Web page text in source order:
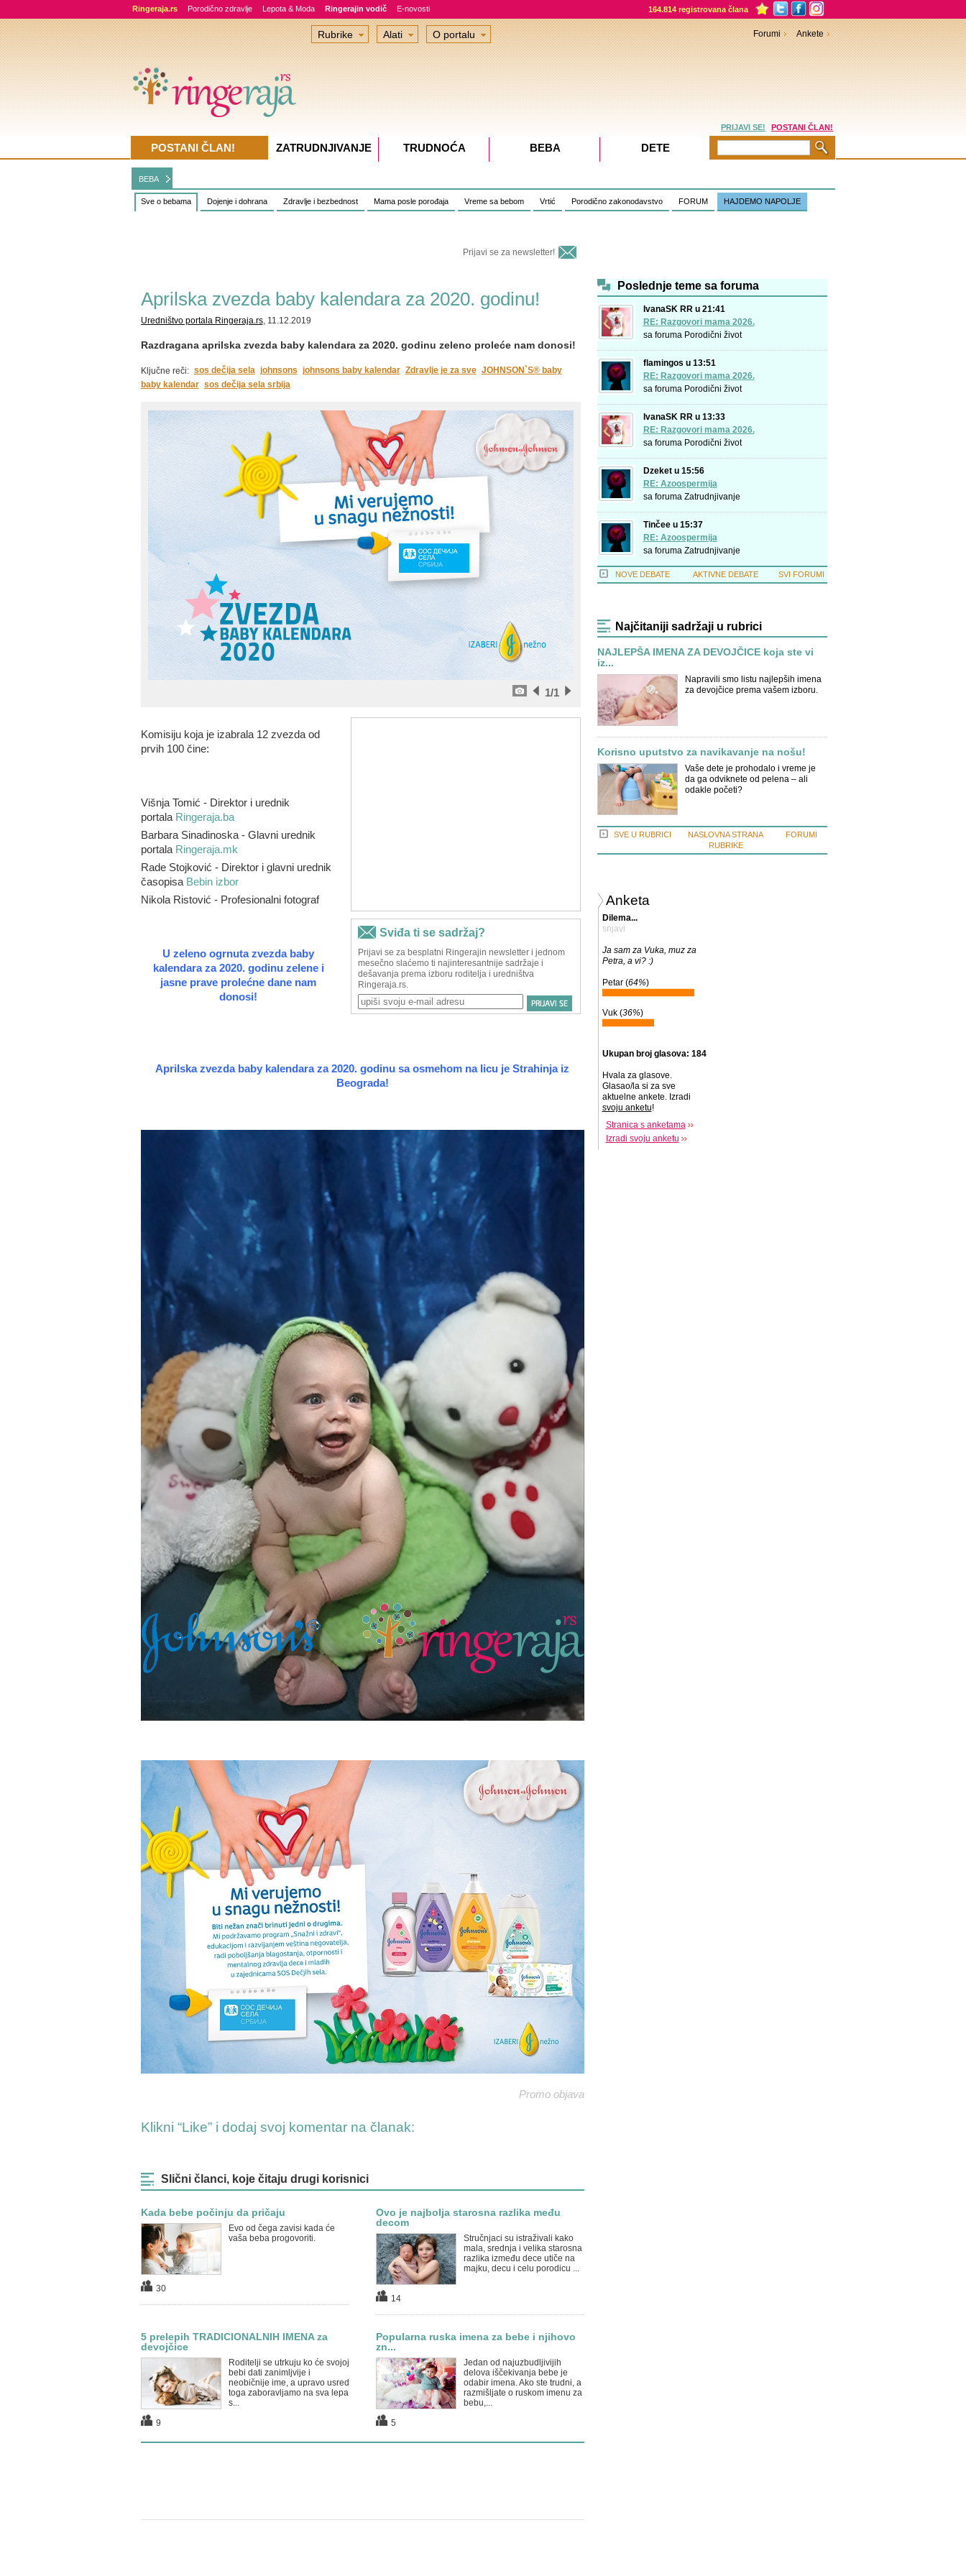
Ringeraja.rs Porodično zdravlje Lepota & Moda Ringerajin vodič E-novosti 164.814 registrovana člana
BEBA
Sve o bebama Dojenje i dohrana Zdravlje i bezbednost Mama posle porođaja Vreme sa bebom Vrtić Porodično zakonodavstvo FORUM HAJDEMO NAPOLJE
Prijavi se za newsletter!
Aprilska zvezda baby kalendara za 2020. godinu!
Uredništvo portala Ringeraja.rs, 11.12.2019
Razdragana aprilska zvezda baby kalendara za 2020. godinu zeleno proleće nam donosi!
Ključne reči: sos dečija sela johnsons johnsons baby kalendar Zdravlje je za sve JOHNSON`S® baby
baby kalendar sos dečija sela srbija
/1
1
Komisiju koja je izabrala 12 zvezda od
prvih 100 čine:
Višnja Tomić - Direktor i urednik
portala Ringeraja.ba
Barbara Sinadinoska - Glavni urednik
portala Ringeraja.mk
Rade Stojković - Direktor i glavni urednik
časopisa Bebin izbor
Nikola Ristović - Profesionalni fotograf
U zeleno ogrnuta zvezda baby
kalendara za 2020. godinu zelene i
jasne prave prolećne dane nam
donosi!
Aprilska zvezda baby kalendara za 2020. godinu sa osmehom na licu je Strahinjaiz
Beograda!
Promo objava
Klikni “Like” i dodaj svoj komentar na članak:
Slični članci, koje čitaju drugi korisnici
Kada bebe počinju da pričaju
Evo od čega zavisi kada će
vaša beba progovoriti.
30
Ovo je najbolja starosna razlika među
decom
Stručnjaci su istraživali kako
mala, srednja i velika starosna
razlika između dece utiče na
majku, decu i celu porodicu ...
14
5 prelepih TRADICIONALNIH IMENA za
devojčice
Roditelji se utrkuju ko će svojoj
bebi dati zanimljvije i
neobičnije ime, a upravo usred
toga zaboravljamo na sva lepa
s...
9
Popularna ruska imena za bebe i njihovo
zn...
Jedan od najuzbudljivijih
delova iščekivanja bebe je
odabir imena. Ako ste trudni, a
razmišljate o ruskom imenu za
bebu,...
5
Poslednje teme sa foruma
IvanaSK RR u 21:41
RE: Razgovori mama 2026.
sa foruma Porodični život
flamingos u 13:51
RE: Razgovori mama 2026.
sa foruma Porodični život
IvanaSK RR u 13:33
RE: Razgovori mama 2026.
sa foruma Porodični život
Dzeket u 15:56
RE: Azoospermija
sa foruma Zatrudnjivanje
Tinčee u 15:37
RE: Azoospermija
sa foruma Zatrudnjivanje
NOVE DEBATE AKTIVNE DEBATE SVI FORUMI
Najčitaniji sadržaji u rubrici
NAJLEPŠA IMENA ZA DEVOJČICE koja ste vi
iz...
Napravili smo listu najlepših imena
za devojčice prema vašem izboru.
Korisno uputstvo za navikavanje na nošu!
Vaše dete je prohodalo i vreme je
da ga odviknete od pelena – ali
odakle početi?
SVE U RUBRICI
NASLOVNA STRANA
RUBRIKE
FORUMI
Anketa
Dilema...
snjavi
Ja sam za Vuka, muz za
Petra, a vi? :)
Petar (64%)
Vuk (36%)
Ukupan broj glasova: 184
Hvala za glasove.
Glasao/la si za sve
aktuelne ankete. Izradi
svoju anketu!
Stranica s anketama
Izradi svoju anketu
Rubrike Alati O portalu Forumi Ankete
PRIJAVI SE! POSTANI ČLAN!
POSTANI ČLAN! ZATRUDNJIVANJE TRUDNOĆA BEBA DETE